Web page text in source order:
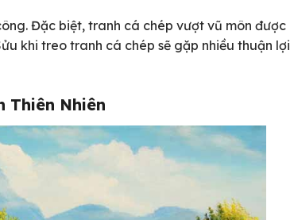
Đặc biệt, tranh cá chép vượt vũ môn được
khi treo tranh cá chép sẽ gặp nhiều thuận lợi
Thiên Nhiên